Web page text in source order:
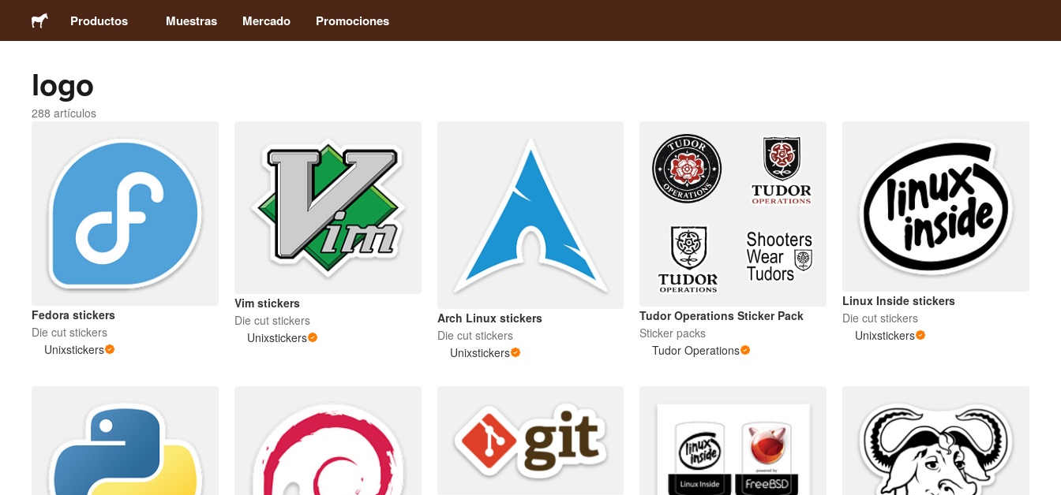
Productos
Stickers
Imanes
Chapas
Packaging
Ropa
Acrílicos
Muestras
Muestras Mercado Promociones
logo
288 artículos
Fedora stickers
Die cut stickers
Unixstickers
Vim stickers
Die cut stickers
Unixstickers
Arch Linux stickers
Die cut stickers
Unixstickers
Tudor Operations Sticker Pack
Sticker packs
Tudor Operations
Linux Inside stickers
Die cut stickers
Unixstickers